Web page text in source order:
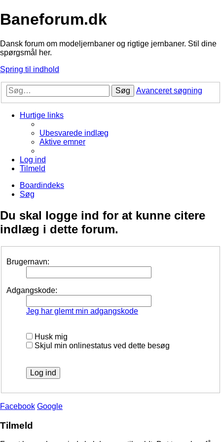
Baneforum.dk
Dansk forum om modeljernbaner og rigtige jernbaner. Stil dine
spørgsmål her.
Spring til indhold
Søg Avanceret søgning
Hurtige links
Ubesvarede indlæg
Aktive emner
Log ind
Tilmeld
Boardindeks
Søg
Du skal logge ind for at kunne citere
indlæg i dette forum.
Brugernavn:
Adgangskode:
Jeg har glemt min adgangskode
Husk mig
Skjul min onlinestatus ved dette besøg
Facebook Google
Tilmeld